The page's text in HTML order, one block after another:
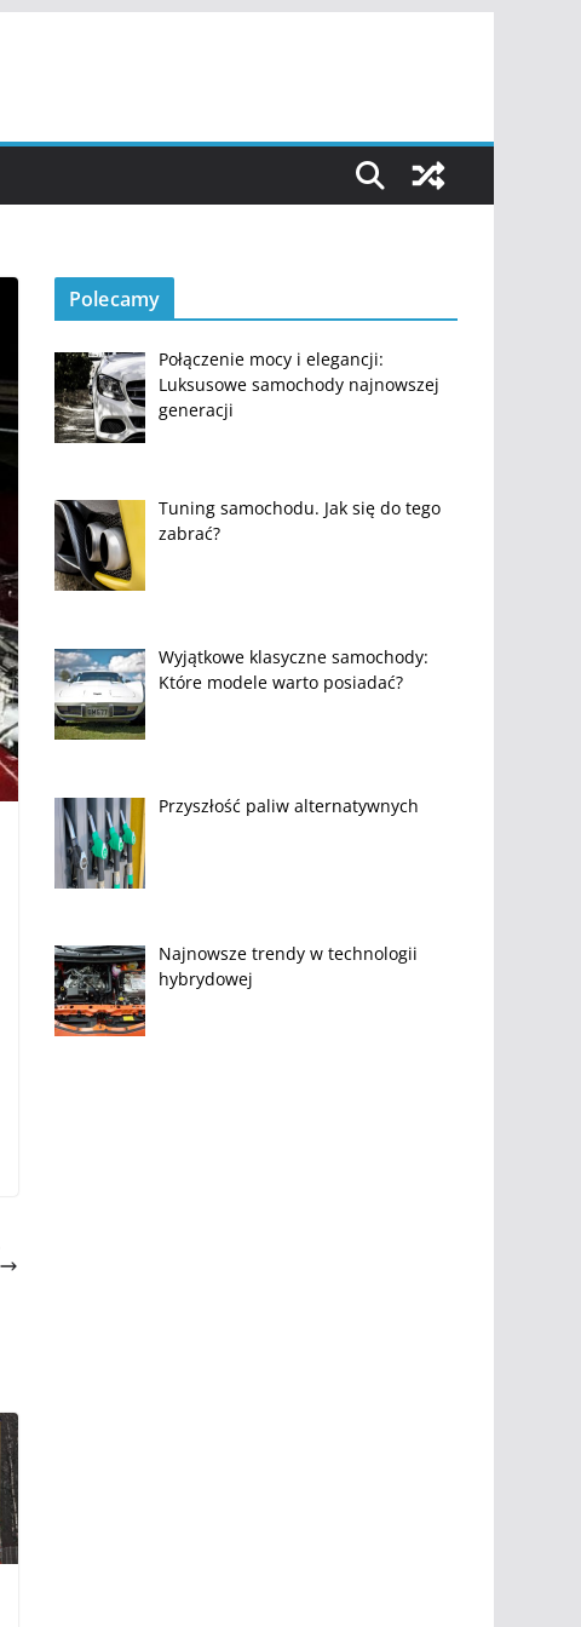
Polecamy
Połączenie mocy i elegancji:
Luksusowe samochody najnowszej
generacji
Tuning samochodu. Jak się do tego
zabrać?
Wyjątkowe klasyczne samochody:
Które modele warto posiadać?
Przyszłość paliw alternatywnych
Najnowsze trendy w technologii
hybrydowej